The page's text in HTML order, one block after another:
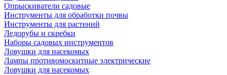
Опрыскиватели садовые
Инструменты для обработки почвы
Инструменты для растений
Ледорубы и скребки
Наборы садовых инструментов
Ловушки для насекомых
Лампы противомоскитные электрические
Ловушки для насекомых